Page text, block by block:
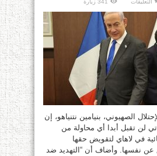
التعليقات
لن
نخضع
للجنائية
الدولية
وقرارتها
لن
تؤثر
إسرائيل
مغلقة
341 زيارة
الصهيوني، بنيامين نتنياهو، إن
لن تقبل أبدا أي محاولة من
في لاهاي لتقويض حقها
عن نفسها. وأضاف أن “التهديد ضد